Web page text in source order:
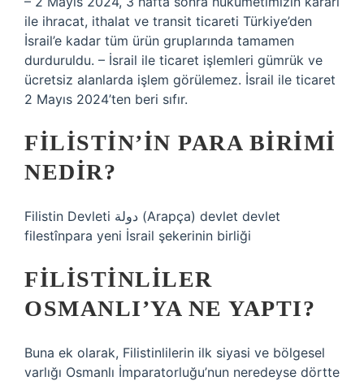
ile ihracat, ithalat ve transit ticareti Türkiye’den
İsrail’e kadar tüm ürün gruplarında tamamen
durduruldu. – İsrail ile ticaret işlemleri gümrük ve
ücretsiz alanlarda işlem görülemez. İsrail ile ticaret
2 Mayıs 2024’ten beri sıfır.
FILISTIN’IN PARA BIRIMI
NEDIR?
Filistin Devleti دولة (Arapça) devlet devlet
filestînpara yeni İsrail şekerinin birliği
FILISTINLILER
OSMANLI’YA NE YAPTI?
Buna ek olarak, Filistinlilerin ilk siyasi ve bölgesel
varlığı Osmanlı İmparatorluğu’nun neredeyse dörtte